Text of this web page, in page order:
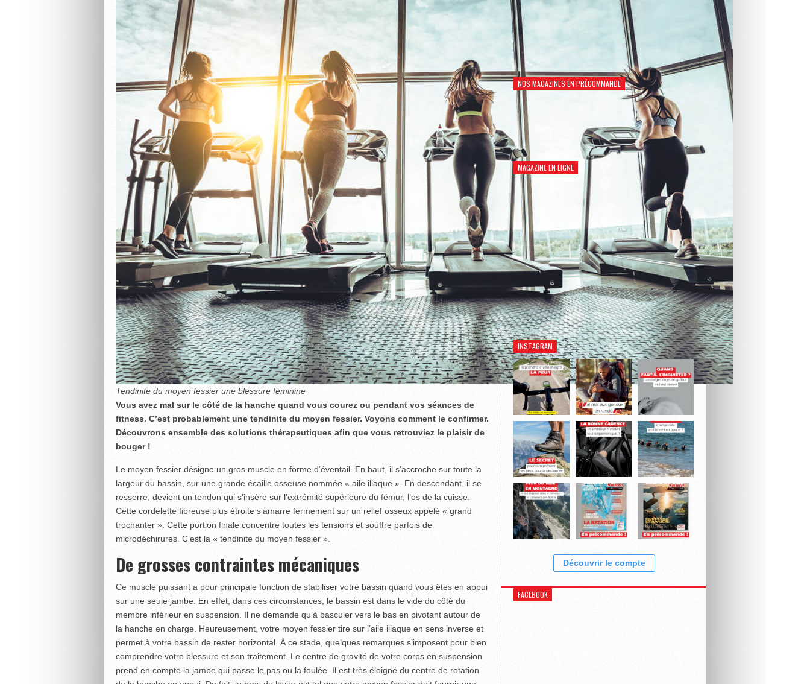
Tendinite du moyen fessier une blessure féminine
Vous avez mal sur le côté de la hanche quand vous courez ou pendant vos séances de
fitness. C’est probablement une tendinite du moyen fessier. Voyons comment le confirmer.
Découvrons ensemble des solutions thérapeutiques afin que vous retrouviez le plaisir de
bouger !
Le moyen fessier désigne un gros muscle en forme d’éventail. En haut, il s’accroche sur toute la
largeur du bassin, sur une grande écaille osseuse nommée « aile iliaque ». En descendant, il se
resserre, devient un tendon qui s’insère sur l’extrémité supérieure du fémur, l’os de la cuisse.
Cette cordelette fibreuse plus étroite s’amarre fermement sur un relief osseux appelé « grand
trochanter ». Cette portion finale concentre toutes les tensions et souffre parfois de
microdéchirures. C’est la « tendinite du moyen fessier ».
De grosses contraintes mécaniques
Ce muscle puissant a pour principale fonction de stabiliser votre bassin quand vous êtes en appui
sur une seule jambe. En effet, dans ces circonstances, le bassin est dans le vide du côté du
membre inférieur en suspension. Il ne demande qu’à basculer vers le bas en pivotant autour de
la hanche en charge. Heureusement, votre moyen fessier tire sur l’aile iliaque en sens inverse et
permet à votre bassin de rester horizontal. À ce stade, quelques remarques s’imposent pour bien
comprendre votre blessure et son traitement. Le centre de gravité de votre corps en suspension
prend en compte la jambe qui passe le pas ou la foulée. Il est très éloigné du centre de rotation
NOS MAGAZINES EN PRÉCOMMANDE
Natation Santé 2026
MAGAZINE EN LIGNE
Découvrez notre dernier numéro Natation Santé.
Je découvre le magazine
INSTAGRAM
Découvrir le compte
FACEBOOK